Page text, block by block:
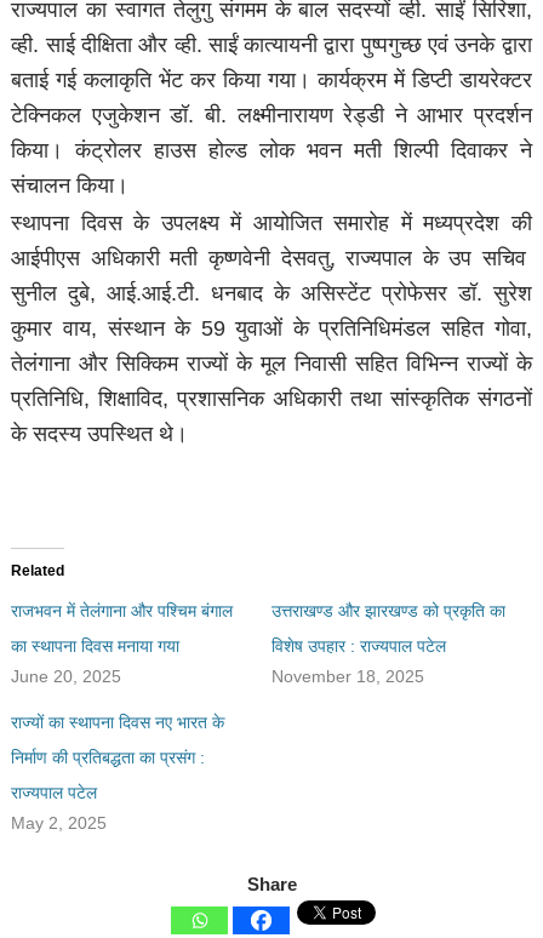
राज्यपाल का स्वागत तेलुगु संगमम के बाल सदस्यों व्ही. साईं सिरिशा,
व्ही. साई दीक्षिता और व्ही. साईं कात्यायनी द्वारा पुष्पगुच्छ एवं उनके द्वारा
बताई गई कलाकृति भेंट कर किया गया। कार्यक्रम में डिप्टी डायरेक्टर
टेक्निकल एजुकेशन डॉ. बी. लक्ष्मीनारायण रेड्डी ने आभार प्रदर्शन
किया। कंट्रोलर हाउस होल्ड लोक भवन मती शिल्पी दिवाकर ने
संचालन किया।
स्थापना दिवस के उपलक्ष्य में आयोजित समारोह में मध्यप्रदेश की
आईपीएस अधिकारी मती कृष्णवेनी देसवतु, राज्यपाल के उप सचिव
सुनील दुबे, आई.आई.टी. धनबाद के असिस्टेंट प्रोफेसर डॉ. सुरेश
कुमार वाय, संस्थान के 59 युवाओं के प्रतिनिधिमंडल सहित गोवा,
तेलंगाना और सिक्किम राज्यों के मूल निवासी सहित विभिन्न राज्यों के
प्रतिनिधि, शिक्षाविद, प्रशासनिक अधिकारी तथा सांस्कृतिक संगठनों
के सदस्य उपस्थित थे।
Related
राजभवन में तेलंगाना और पश्चिम बंगाल
का स्‍थापना दिवस मनाया गया
June 20, 2025
उत्तराखण्ड और झारखण्ड को प्रकृति का
विशेष उपहार : राज्यपाल पटेल
November 18, 2025
राज्यों का स्थापना दिवस नए भारत के
निर्माण की प्रतिबद्धता का प्रसंग :
राज्यपाल पटेल
May 2, 2025
Share